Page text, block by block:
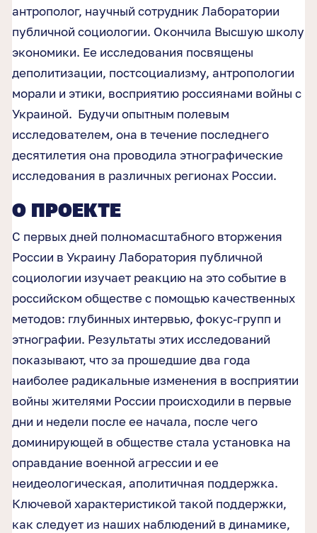
антрополог, научный сотрудник Лаборатории
публичной социологии. Окончила Высшую школу
экономики. Ее исследования посвящены
деполитизации, постсоциализму, антропологии
морали и этики, восприятию россиянами войны с
Украиной. Будучи опытным полевым
исследователем, она в течение последнего
десятилетия она проводила этнографические
исследования в различных регионах России.
О ПРОЕКТЕ
С первых дней полномасштабного вторжения
России в Украину Лаборатория публичной
социологии изучает реакцию на это событие в
российском обществе с помощью качественных
методов: глубинных интервью, фокус-групп и
этнографии. Результаты этих исследований
показывают, что за прошедшие два года
наиболее радикальные изменения в восприятии
войны жителями России происходили в первые
дни и недели после ее начала, после чего
доминирующей в обществе стала установка на
оправдание военной агрессии и ее
неидеологическая, аполитичная поддержка.
Ключевой характеристикой такой поддержки,
как следует из наших наблюдений в динамике,